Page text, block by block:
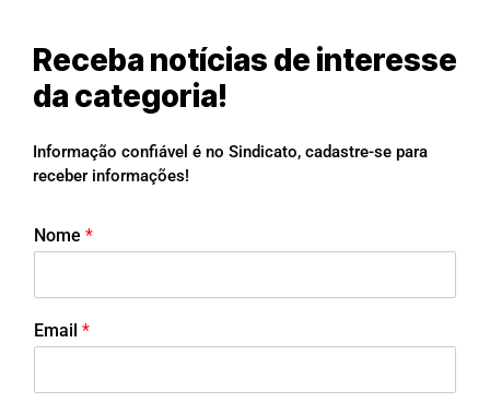
Receba notícias de interesse
da categoria!
Informação confiável é no Sindicato, cadastre-se para
receber informações!
Nome *
Email *